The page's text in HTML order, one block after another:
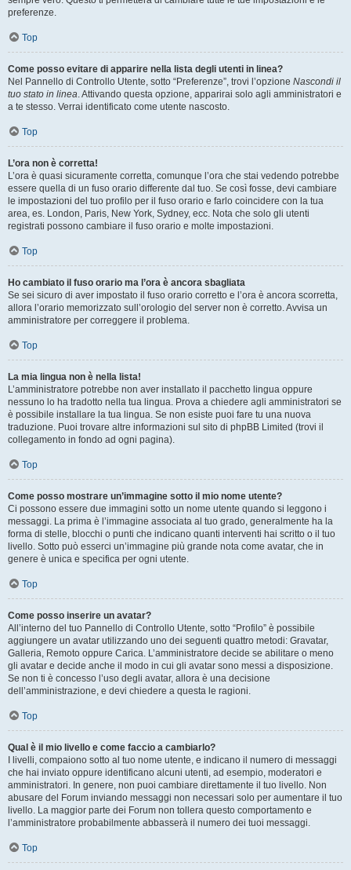
preferenze.
Top
Come posso evitare di apparire nella lista degli utenti in linea?
Nel Pannello di Controllo Utente, sotto “Preferenze”, trovi l’opzione Nascondi il
tuo stato in linea. Attivando questa opzione, apparirai solo agli amministratori e
a te stesso. Verrai identificato come utente nascosto.
Top
L’ora non è corretta!
L’ora è quasi sicuramente corretta, comunque l’ora che stai vedendo potrebbe
essere quella di un fuso orario differente dal tuo. Se così fosse, devi cambiare
le impostazioni del tuo profilo per il fuso orario e farlo coincidere con la tua
area, es. London, Paris, New York, Sydney, ecc. Nota che solo gli utenti
registrati possono cambiare il fuso orario e molte impostazioni.
Top
Ho cambiato il fuso orario ma l’ora è ancora sbagliata
Se sei sicuro di aver impostato il fuso orario corretto e l’ora è ancora scorretta,
allora l’orario memorizzato sull’orologio del server non è corretto. Avvisa un
amministratore per correggere il problema.
Top
La mia lingua non è nella lista!
L’amministratore potrebbe non aver installato il pacchetto lingua oppure
nessuno lo ha tradotto nella tua lingua. Prova a chiedere agli amministratori se
è possibile installare la tua lingua. Se non esiste puoi fare tu una nuova
traduzione. Puoi trovare altre informazioni sul sito di phpBB Limited (trovi il
collegamento in fondo ad ogni pagina).
Top
Come posso mostrare un’immagine sotto il mio nome utente?
Ci possono essere due immagini sotto un nome utente quando si leggono i
messaggi. La prima è l’immagine associata al tuo grado, generalmente ha la
forma di stelle, blocchi o punti che indicano quanti interventi hai scritto o il tuo
livello. Sotto può esserci un’immagine più grande nota come avatar, che in
genere è unica e specifica per ogni utente.
Top
Come posso inserire un avatar?
All’interno del tuo Pannello di Controllo Utente, sotto “Profilo” è possibile
aggiungere un avatar utilizzando uno dei seguenti quattro metodi: Gravatar,
Galleria, Remoto oppure Carica. L’amministratore decide se abilitare o meno
gli avatar e decide anche il modo in cui gli avatar sono messi a disposizione.
Se non ti è concesso l’uso degli avatar, allora è una decisione
dell’amministrazione, e devi chiedere a questa le ragioni.
Top
Qual è il mio livello e come faccio a cambiarlo?
I livelli, compaiono sotto al tuo nome utente, e indicano il numero di messaggi
che hai inviato oppure identificano alcuni utenti, ad esempio, moderatori e
amministratori. In genere, non puoi cambiare direttamente il tuo livello. Non
abusare del Forum inviando messaggi non necessari solo per aumentare il tuo
livello. La maggior parte dei Forum non tollera questo comportamento e
l’amministratore probabilmente abbasserà il numero dei tuoi messaggi.
Top